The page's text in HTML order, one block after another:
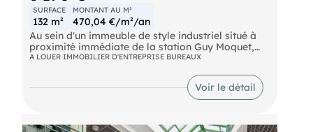
SURFACE
132 m²
MONTANT AU M²
470,04 €/m²/an
Au sein d'un immeuble de style industriel situé à
proximité immédiate de la station Guy Moquet,
ImmpNotre équipes propose à la location des
Métro Guy-Môquet (Ligne 13) Bus GUY MOQUET
(31, 518, 81) Autoroute Boulevard Périphérique -
A LOUER IMMOBILIER D'ENTREPRISE BUREAUX
Voir le détail